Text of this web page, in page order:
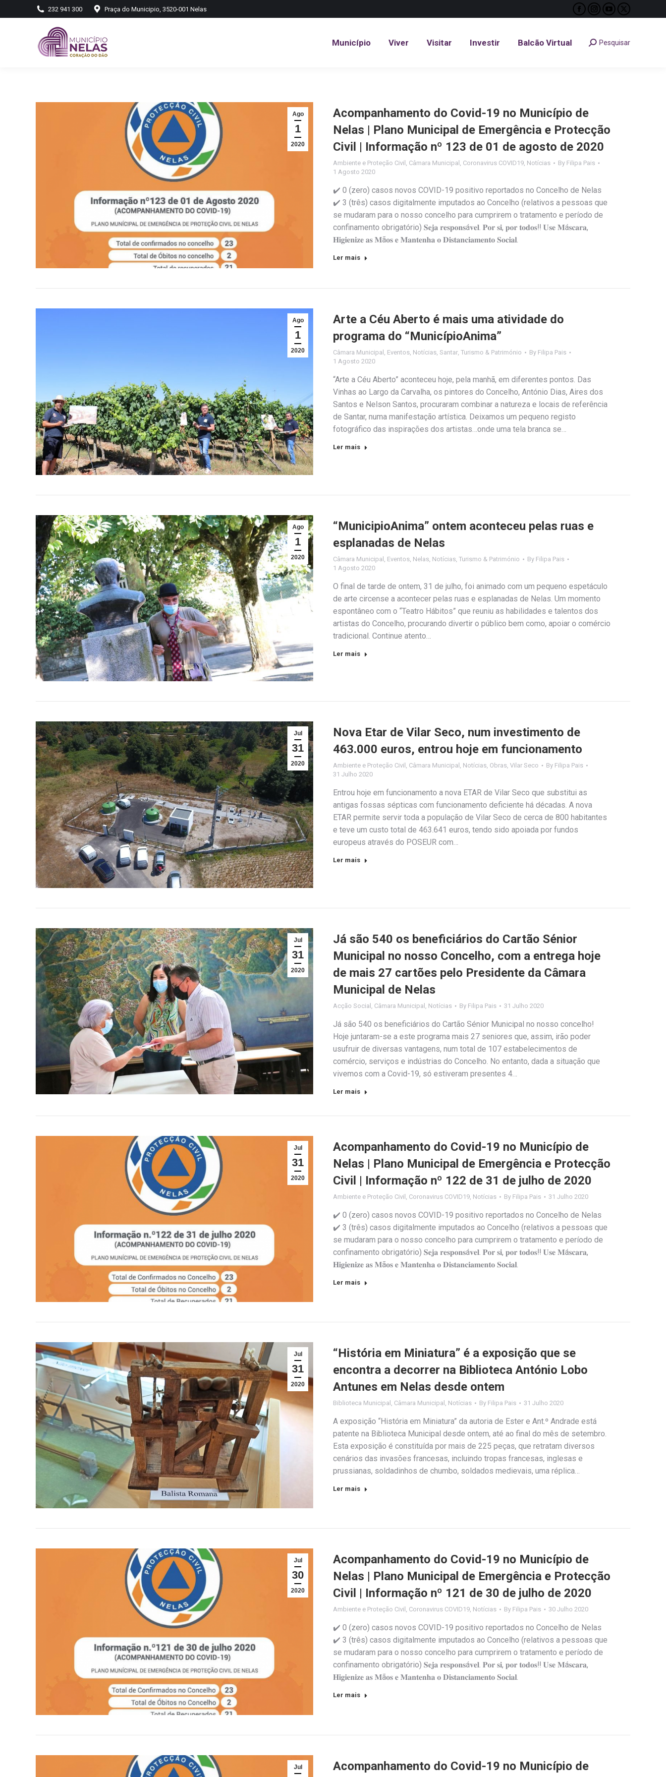
232 941 300 Praça do Municipio, 3520-001 Nelas
Facebook
opens
Instagram
opens
YouTube
opens
X
opens
Município Viver Visitar Investir Balcão Virtual Search:Pesquisar
Ago
1
2020
Acompanhamento do Covid-19 no Município de
Nelas | Plano Municipal de Emergência e Protecção
Civil | Informação nº 123 de 01 de agosto de 2020
Ambiente e Proteção Civil , Câmara Municipal , Coronavirus COVID19, Notícias By Filipa Pais
1 Agosto 2020
✔️ 0 (zero) casos novos COVID-19 positivo reportados no Concelho de Nelas
✔️ 3 (três) casos digitalmente imputados ao Concelho (relativos a pessoas que
se mudaram para o nosso concelho para cumprirem o tratamento e período de
confinamento obrigatório) 𝐒𝐞𝐣𝐚 𝐫𝐞𝐬𝐩𝐨𝐧𝐬á𝐯𝐞𝐥. 𝐏𝐨𝐫 𝐬𝐢, 𝐩𝐨𝐫 𝐭𝐨𝐝𝐨𝐬‼️ 𝐔𝐬𝐞 𝐌á𝐬𝐜𝐚𝐫𝐚,
𝐇𝐢𝐠𝐢𝐞𝐧𝐢𝐳𝐞 𝐚𝐬 𝐌ã𝐨𝐬 𝐞 𝐌𝐚𝐧𝐭𝐞𝐧𝐡𝐚 𝐨 𝐃𝐢𝐬𝐭𝐚𝐧𝐜𝐢𝐚𝐦𝐞𝐧𝐭𝐨 𝐒𝐨𝐜𝐢𝐚𝐥.
Ler mais
Ago
1
2020
Arte a Céu Aberto é mais uma atividade do
programa do “MunicípioAnima”
Câmara Municipal , Eventos, Notícias, Santar, Turismo & Património By Filipa Pais
1 Agosto 2020
“Arte a Céu Aberto” aconteceu hoje, pela manhã, em diferentes pontos. Das
Vinhas ao Largo da Carvalha, os pintores do Concelho, António Dias, Aires dos
Santos e Nelson Santos, procuraram combinar a natureza e locais de referência
de Santar, numa manifestação artística. Deixamos um pequeno registo
fotográfico das inspirações dos artistas…onde uma tela branca se…
Ler mais
Ago
1
2020
“MunicipioAnima” ontem aconteceu pelas ruas e
esplanadas de Nelas
Câmara Municipal Eventos Nelas Notícias Turismo & Património By Filipa Pais
1 Agosto 2020
O final de tarde de ontem, 31 de julho, foi animado com um pequeno espetáculo
de arte circense a acontecer pelas ruas e esplanadas de Nelas. Um momento
espontâneo com o “Teatro Hábitos” que reuniu as habilidades e talentos dos
artistas do Concelho, procurando divertir o público bem como, apoiar o comércio
tradicional. Continue atento…
Ler mais
Jul
31
2020
Nova Etar de Vilar Seco, num investimento de
463.000 euros, entrou hoje em funcionamento
Ambiente e Proteção Civil , Câmara Municipal , Notícias, Obras, Vilar Seco By Filipa Pais
31 Julho 2020
Entrou hoje em funcionamento a nova ETAR de Vilar Seco que substitui as
antigas fossas sépticas com funcionamento deficiente há décadas. A nova
ETAR permite servir toda a população de Vilar Seco de cerca de 800 habitantes
e teve um custo total de 463.641 euros, tendo sido apoiada por fundos
europeus através do POSEUR com…
Ler mais
Jul
31
2020
Já são 540 os beneficiários do Cartão Sénior
Municipal no nosso Concelho, com a entrega hoje
de mais 27 cartões pelo Presidente da Câmara
Municipal de Nelas
Acção Social Câmara Municipal Notícias By Filipa Pais 31 Julho 2020
Já são 540 os beneficiários do Cartão Sénior Municipal no nosso concelho!
Hoje juntaram-se a este programa mais 27 seniores que, assim, irão poder
usufruir de diversas vantagens, num total de 107 estabelecimentos de
comércio, serviços e indústrias do Concelho. No entanto, dada a situação que
vivemos com a Covid-19, só estiveram presentes 4…
Ler mais
Jul
31
2020
Acompanhamento do Covid-19 no Município de
Nelas | Plano Municipal de Emergência e Protecção
Civil | Informação nº 122 de 31 de julho de 2020
Ambiente e Proteção Civil Coronavirus COVID19 Notícias By Filipa Pais 31 Julho 2020
✔️ 0 (zero) casos novos COVID-19 positivo reportados no Concelho de Nelas
✔️ 3 (três) casos digitalmente imputados ao Concelho (relativos a pessoas que
se mudaram para o nosso concelho para cumprirem o tratamento e período de
confinamento obrigatório) 𝐒𝐞𝐣𝐚 𝐫𝐞𝐬𝐩𝐨𝐧𝐬á𝐯𝐞𝐥. 𝐏𝐨𝐫 𝐬𝐢, 𝐩𝐨𝐫 𝐭𝐨𝐝𝐨𝐬‼️ 𝐔𝐬𝐞 𝐌á𝐬𝐜𝐚𝐫𝐚,
𝐇𝐢𝐠𝐢𝐞𝐧𝐢𝐳𝐞 𝐚𝐬 𝐌ã𝐨𝐬 𝐞 𝐌𝐚𝐧𝐭𝐞𝐧𝐡𝐚 𝐨 𝐃𝐢𝐬𝐭𝐚𝐧𝐜𝐢𝐚𝐦𝐞𝐧𝐭𝐨 𝐒𝐨𝐜𝐢𝐚𝐥.
Ler mais
Jul
31
2020
“História em Miniatura” é a exposição que se
encontra a decorrer na Biblioteca António Lobo
Antunes em Nelas desde ontem
Biblioteca Municipal , Câmara Municipal , Notícias By Filipa Pais 31 Julho 2020
A exposição “História em Miniatura” da autoria de Ester e Ant.º Andrade está
patente na Biblioteca Municipal desde ontem, até ao final do mês de setembro.
Esta exposição é constituída por mais de 225 peças, que retratam diversos
cenários das invasões francesas, incluindo tropas francesas, inglesas e
prussianas, soldadinhos de chumbo, soldados medievais, uma réplica…
Ler mais
Jul
30
2020
Acompanhamento do Covid-19 no Município de
Nelas | Plano Municipal de Emergência e Protecção
Civil | Informação nº 121 de 30 de julho de 2020
Ambiente e Proteção Civil , Coronavirus COVID19, Notícias By Filipa Pais 30 Julho 2020
✔️ 0 (zero) casos novos COVID-19 positivo reportados no Concelho de Nelas
✔️ 3 (três) casos digitalmente imputados ao Concelho (relativos a pessoas que
se mudaram para o nosso concelho para cumprirem o tratamento e período de
confinamento obrigatório) 𝐒𝐞𝐣𝐚 𝐫𝐞𝐬𝐩𝐨𝐧𝐬á𝐯𝐞𝐥. 𝐏𝐨𝐫 𝐬𝐢, 𝐩𝐨𝐫 𝐭𝐨𝐝𝐨𝐬‼️ 𝐔𝐬𝐞 𝐌á𝐬𝐜𝐚𝐫𝐚,
𝐇𝐢𝐠𝐢𝐞𝐧𝐢𝐳𝐞 𝐚𝐬 𝐌ã𝐨𝐬 𝐞 𝐌𝐚𝐧𝐭𝐞𝐧𝐡𝐚 𝐨 𝐃𝐢𝐬𝐭𝐚𝐧𝐜𝐢𝐚𝐦𝐞𝐧𝐭𝐨 𝐒𝐨𝐜𝐢𝐚𝐥.
Ler mais
Jul
Acompanhamento do Covid-19 no Município de
Município Viver Visitar Investir Balcão Virtual Search:
Pesquisar